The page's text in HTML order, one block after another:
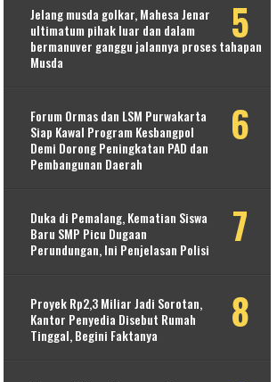
Jelang musda golkar, Mahesa Jenar
ultimatum pihak luar dan dalam
bermanuver ganggu jalannya proses tahapan
Musda
Forum Ormas dan LSM Purwakarta
Siap Kawal Program Kesbangpol
Demi Dorong Peningkatan PAD dan
Pembangunan Daerah
Duka di Pemalang, Kematian Siswa
Baru SMP Picu Dugaan
Perundungan, Ini Penjelasan Polisi
Proyek Rp2,3 Miliar Jadi Sorotan,
Kantor Penyedia Disebut Rumah
Tinggal, Begini Faktanya